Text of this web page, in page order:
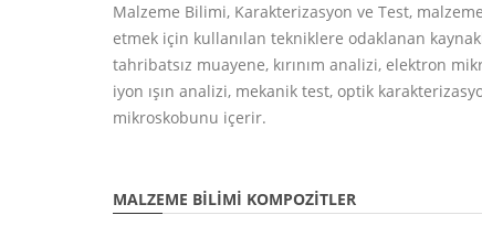
Malzeme Bilimi, Karakterizasyon ve Test,
etmek için kullanılan tekniklere odaklanan
tahribatsız muayene, kırınım analizi, elektron
iyon ışın analizi, mekanik test, optik
mikroskobunu içerir.
MALZEME BILIMI KOMPOZITLER